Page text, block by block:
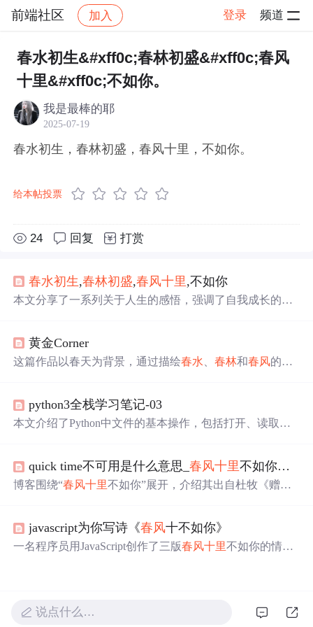
前端社区 加入 登录 频道
社区 前端社区 感慨 帖子详情
春水初生&#xff0c;春林初盛&#xff0c;春风
十里&#xff0c;不如你。
我是最棒的耶
2025-07-19
春水初生，春林初盛，春风十里，不如你。
给本帖投票
24 回复 打赏
春水初生,春林初盛,春风十里,不如你
本文分享了一系列关于人生的感悟，强调了自我成长的重
黄金Corner
这篇作品以春天为背景，通过描绘春水 、春林和春风的美
python3全栈学习笔记-03
本文介绍了Python中文件的基本操作，包括打开、读取、
合的概念与操作方法。
quick time不可用是什么意思_春风十里不如你，用了什么典故，是什么意思？
博客围绕“春风十里不如你”展开，介绍其出自杜牧《赠别
春偶像剧，体现了唐诗宋词对后人的影响力。
javascript为你写诗《春风十不如你》
一名程序员用JavaScript创作了三版春风十里不如你的情
说点什么…